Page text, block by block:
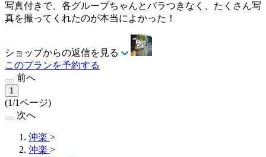
写真付きで、各グループちゃんとバラつきなく、たくさん写
真を撮ってくれたのが本当によかった！
ショップからの返信を見る
このプランを予約する
前へ
1
(1/1ページ)
次へ
沖楽 >
沖楽 >